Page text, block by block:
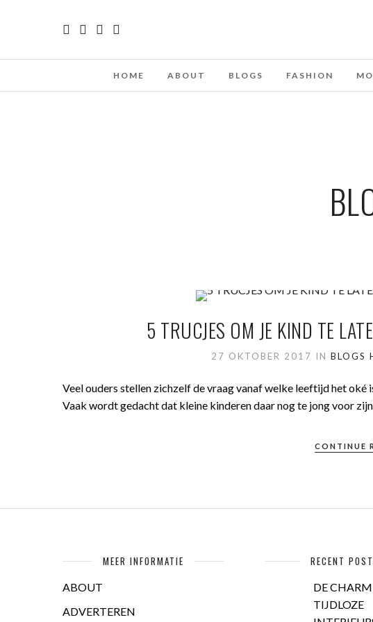
HOME ABOUT BLOGS FASHION
5 TRUCJES OM JE KIND TE
27 OKTOBER 2017 IN BLOGS
Veel ouders stellen zichzelf de vraag vanaf welke leeftijd het oké
Vaak wordt gedacht dat kleine kinderen daar nog te jong voor
CONTINUE
MEER INFORMATIE
ABOUT
ADVERTEREN
RECENT
DE
TIJDLOZE